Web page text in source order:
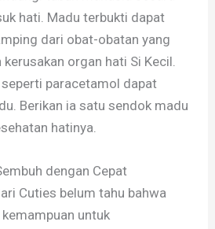
hati. Madu terbukti dapat
dari obat-obatan yang
organ hati Si Kecil.
paracetamol dapat
Berikan ia satu sendok madu
hatinya.
dengan Cepat
Cuties belum tahu bahwa
untuk